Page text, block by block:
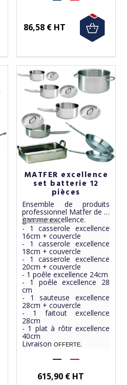
86,58 € HT
MATFER excellence
set batterie 12
pièces
Ensemble de produits
professionnel Matfer de la
gamme excellence.
Composition :
- 1 casserole excellence
16cm + couvercle
- 1 casserole excellence
18cm + couvercle
- 1 casserole excellence
20cm + couvercle
- 1 poêle excellence 24cm
- 1 poêle excellence 28
cm
- 1 sauteuse excellence
28cm + couvercle
- 1 faitout excellence
28cm
- 1 plat à rôtir excellence
40cm
Livraison OFFERTE.
615,90 € HT